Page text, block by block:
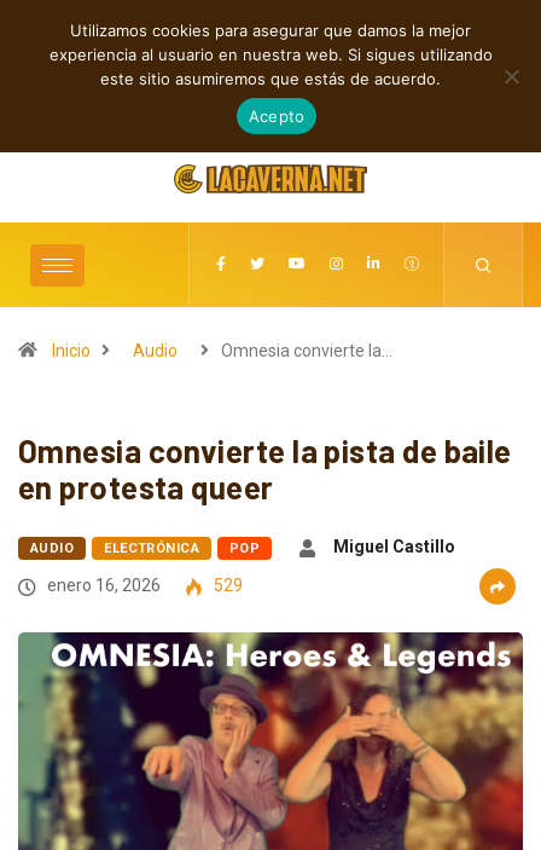
TENDENCIAS
Rock, folk e indie: cuatro estrenos independientes por descubrir
agosto 7, 2026
Inicio Audio Omnesia convierte la…
Omnesia convierte la pista de baile
en protesta queer
AUDIO ELECTRÓNICA POP
Miguel Castillo
enero 16, 2026
529
Utilizamos cookies para asegurar que damos la mejor
experiencia al usuario en nuestra web. Si sigues utilizando
este sitio asumiremos que estás de acuerdo.
Acepto